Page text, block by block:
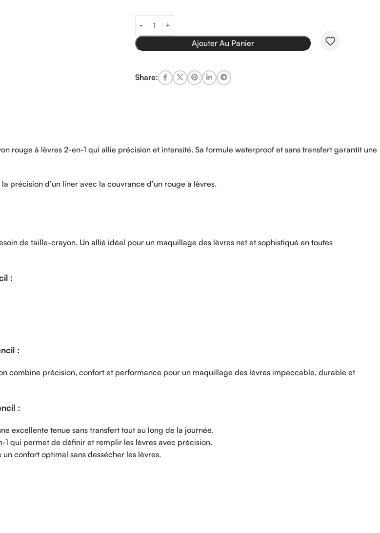
Ajouter Au Panier
Share:
rouge à lèvres 2-en-1 qui allie précision et intensité. Sa formule waterproof et sans transfert garantit une
précision d’un liner avec la couvrance d’un rouge à lèvres.
de taille-crayon. Un allié idéal pour un maquillage des lèvres net et sophistiqué en toutes
:
:
combine précision, confort et performance pour un maquillage des lèvres impeccable, durable et
:
excellente tenue sans transfert tout au long de la journée.
1 qui permet de définir et remplir les lèvres avec précision.
confort optimal sans dessécher les lèvres.